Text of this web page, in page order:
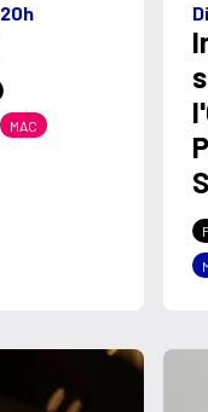
20h
MAC